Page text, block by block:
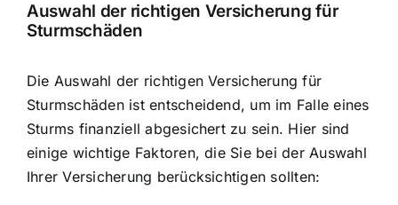
Auswahl der richtigen Versicherung für
Sturmschäden
Die Auswahl der richtigen Versicherung für
Sturmschäden ist entscheidend, um im Falle eines
Sturms finanziell abgesichert zu sein. Hier sind
einige wichtige Faktoren, die Sie bei der Auswahl
Ihrer Versicherung berücksichtigen sollten: